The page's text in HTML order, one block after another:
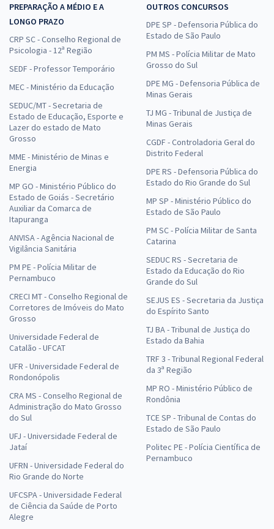
PREPARAÇÃO A MÉDIO E A
LONGO PRAZO
CRP SC - Conselho Regional de
Psicologia - 12ª Região
SEDF - Professor Temporário
MEC - Ministério da Educação
SEDUC/MT - Secretaria de
Estado de Educação, Esporte e
Lazer do estado de Mato
Grosso
MME - Ministério de Minas e
Energia
MP GO - Ministério Público do
Estado de Goiás - Secretário
Auxiliar da Comarca de
Itapuranga
ANVISA - Agência Nacional de
Vigilância Sanitária
PM PE - Polícia Militar de
Pernambuco
CRECI MT - Conselho Regional de
Corretores de Imóveis do Mato
Grosso
Universidade Federal de
Catalão - UFCAT
UFR - Universidade Federal de
Rondonópolis
CRA MS - Conselho Regional de
Administração do Mato Grosso
do Sul
UFJ - Universidade Federal de
Jataí
UFRN - Universidade Federal do
Rio Grande do Norte
UFCSPA - Universidade Federal
de Ciência da Saúde de Porto
Alegre
OUTROS CONCURSOS
DPE SP - Defensoria Pública do
Estado de São Paulo
PM MS - Polícia Militar de Mato
Grosso do Sul
DPE MG - Defensoria Pública de
Minas Gerais
TJ MG - Tribunal de Justiça de
Minas Gerais
CGDF - Controladoria Geral do
Distrito Federal
DPE RS - Defensoria Pública do
Estado do Rio Grande do Sul
MP SP - Ministério Público do
Estado de São Paulo
PM SC - Polícia Militar de Santa
Catarina
SEDUC RS - Secretaria de
Estado da Educação do Rio
Grande do Sul
SEJUS ES - Secretaria da Justiça
do Espírito Santo
TJ BA - Tribunal de Justiça do
Estado da Bahia
TRF 3 - Tribunal Regional Federal
da 3ª Região
MP RO - Ministério Público de
Rondônia
TCE SP - Tribunal de Contas do
Estado de São Paulo
Politec PE - Polícia Científica de
Pernambuco